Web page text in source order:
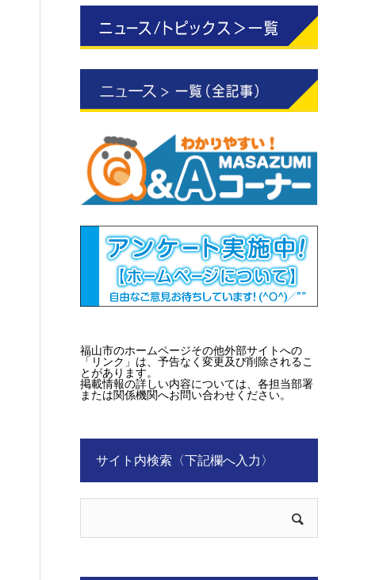
福山市のホームページその他外部サイトへの
「リンク」は、予告なく変更及び削除されるこ
とがあります。
掲載情報の詳しい内容については、各担当部署
または関係機関へお問い合わせください。
サイト内検索〈下記欄へ入力〉